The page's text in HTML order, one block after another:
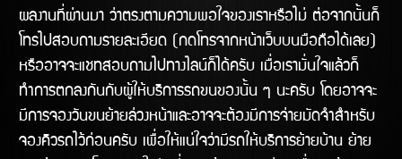
ผลงานทีี่ผ่านมา ว่าตรงตามความพอใจของเราหรือไม่ ต่อจากนั้นก็
โทรไปสอบถามรายละเอียด (กดโทรจากหน้าเว็บบนมือถือได้เลย)
หรืออาจจะแชทสอบถามไปทางไลน์ก็ได้ครับ เมื่อเรามั่นใจแล้วก็
ทำการตกลงกันกับผู้ให้บริการรถขนของนั้น ๆ นะครับ โดยอาจจะ
มีการจองวันขนย้ายล่วงหน้าและอาจจะต้องมีการจ่ายมัดจำสำหรับ
จองคิวรถไว้ก่อนครับ เพื่อให้แน่ใจว่ามีรถให้บริิการย้ายบ้าน ย้าย